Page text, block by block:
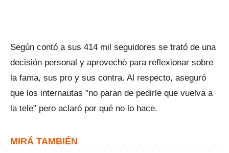
Según contó a sus 414 mil seguidores se trató de una
decisión personal y aprovechó para reflexionar sobre
la fama, sus pro y sus contra. Al respecto, aseguró
que los internautas "no paran de pedirle que vuelva a
la tele" pero aclaró por qué no lo hace.
MIRÁ TAMBIÉN